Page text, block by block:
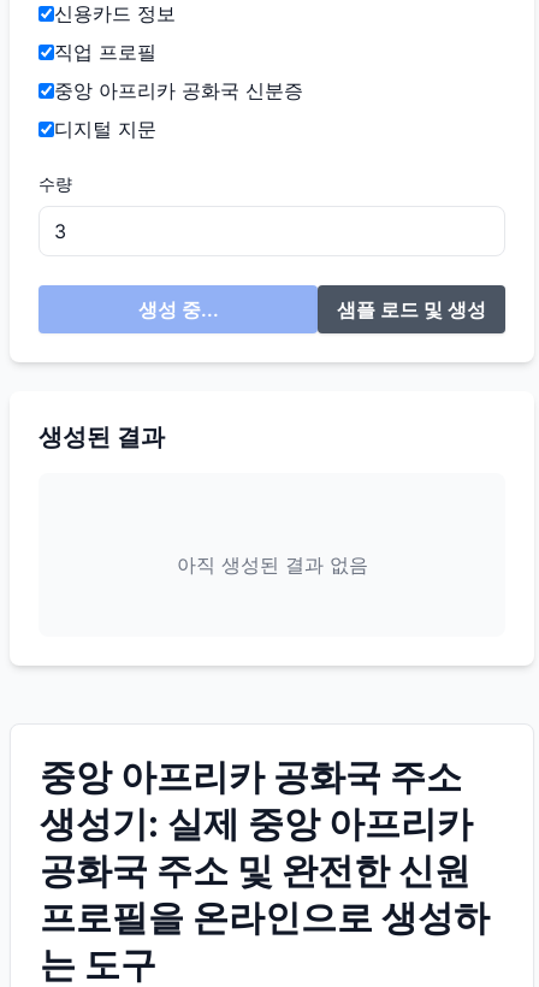
신용카드 정보
직업 프로필
중앙 아프리카 공화국 신분증
디지털 지문
수량
생성 중... 샘플 로드 및 생성
생성된 결과
아직 생성된 결과 없음
중앙 아프리카 공화국 주소
생성기: 실제 중앙 아프리카
공화국 주소 및 완전한 신원
프로필을 온라인으로 생성하
는 도구